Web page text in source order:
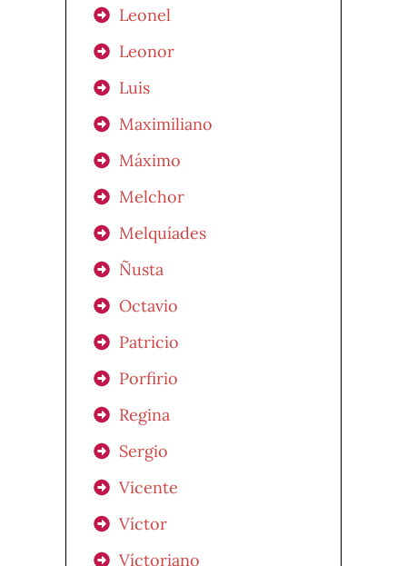
Leonel
Leonor
Luis
Maximiliano
Máximo
Melchor
Melquíades
Ñusta
Octavio
Patricio
Porfirio
Regina
Sergio
Vicente
Víctor
Víctoriano